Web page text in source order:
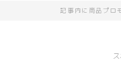
記事内に商品プロ